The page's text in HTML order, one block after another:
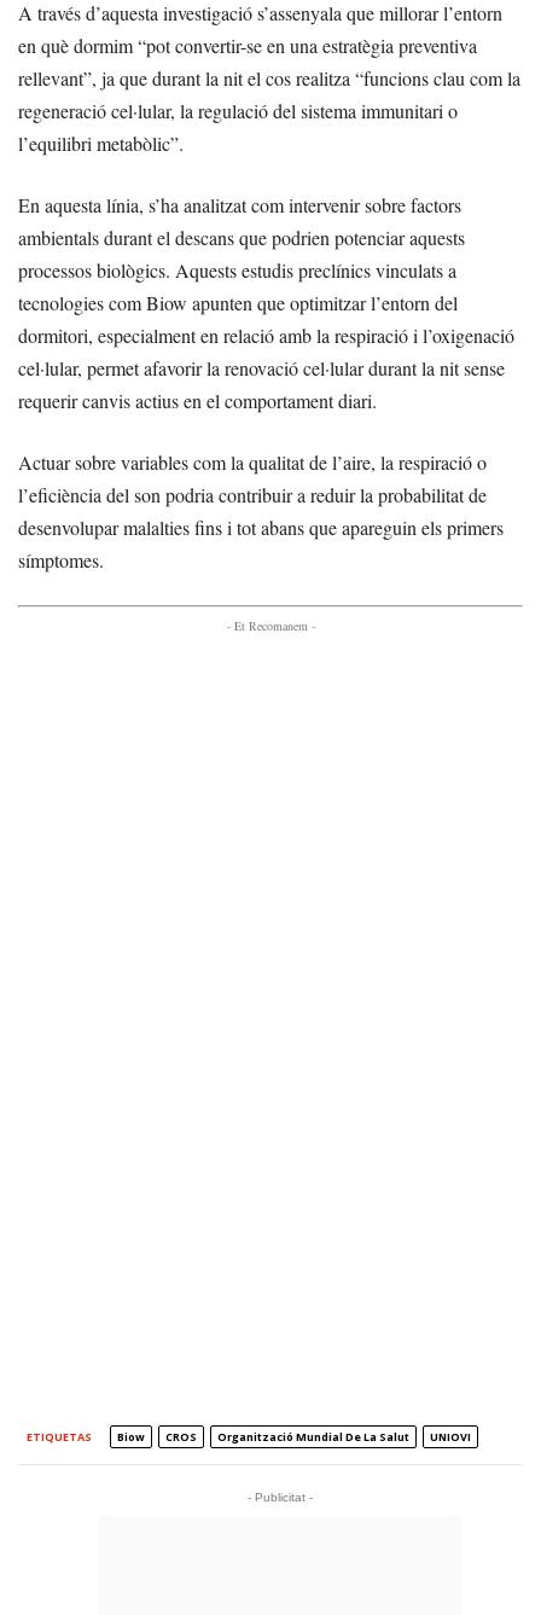
A través d’aquesta investigació s’assenyala que millorar l’entorn
en què dormim “pot convertir-se en una estratègia preventiva
rellevant”, ja que durant la nit el cos realitza “funcions clau com la
regeneració cel·lular, la regulació del sistema immunitari o
l’equilibri metabòlic”.
En aquesta línia, s’ha analitzat com intervenir sobre factors
ambientals durant el descans que podrien potenciar aquests
processos biològics. Aquests estudis preclínics vinculats a
tecnologies com Biow apunten que optimitzar l’entorn del
dormitori, especialment en relació amb la respiració i l’oxigenació
cel·lular, permet afavorir la renovació cel·lular durant la nit sense
requerir canvis actius en el comportament diari.
Actuar sobre variables com la qualitat de l’aire, la respiració o
l’eficiència del son podria contribuir a reduir la probabilitat de
desenvolupar malalties fins i tot abans que apareguin els primers
símptomes.
- Et Recomanem -
ETIQUETAS Biow CROS Organització Mundial De La Salut UNIOVI
- Publicitat -